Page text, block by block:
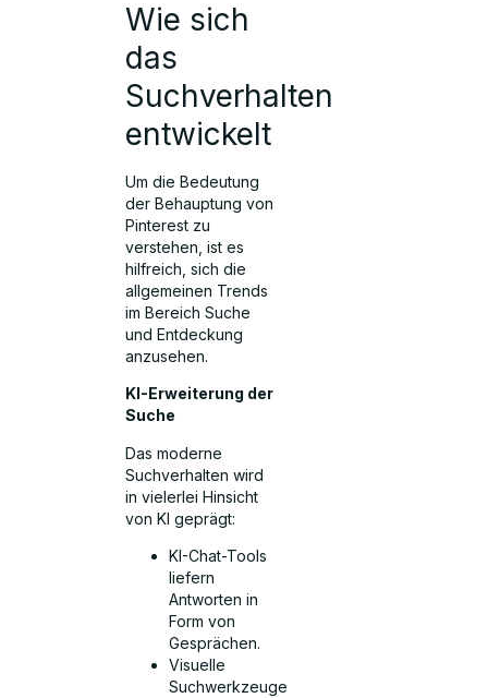
Wie sich
das
Suchverhalten
entwickelt
Um die Bedeutung
der Behauptung von
Pinterest zu
verstehen, ist es
hilfreich, sich die
allgemeinen Trends
im Bereich Suche
und Entdeckung
anzusehen.
KI-Erweiterung der
Suche
Das moderne
Suchverhalten wird
in vielerlei Hinsicht
von KI geprägt:
KI-Chat-Tools
liefern
Antworten in
Form von
Gesprächen.
Visuelle
Suchwerkzeuge